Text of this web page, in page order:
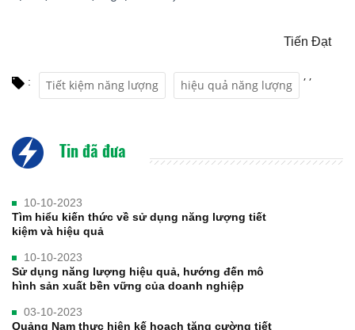
Tiến Đạt
: Tiết kiệm năng lượng
,
hiệu quả năng lượng
,
Tin đã đưa
10-10-2023
Tìm hiểu kiến thức về sử dụng năng lượng tiết
kiệm và hiệu quả
10-10-2023
Sử dụng năng lượng hiệu quả, hướng đến mô
hình sản xuất bền vững của doanh nghiệp
03-10-2023
Quảng Nam thực hiện kế hoạch tăng cường tiết